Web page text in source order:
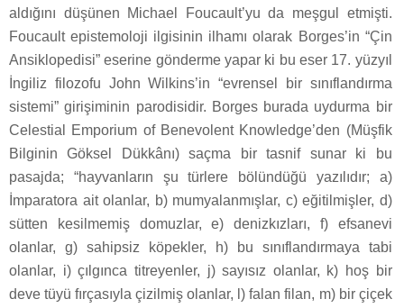
aldığını düşünen Michael Foucault’yu da meşgul etmişti.
Foucault epistemoloji ilgisinin ilhamı olarak Borges’in “Çin
Ansiklopedisi” eserine gönderme yapar ki bu eser 17. yüzyıl
İngiliz filozofu John Wilkins’in “evrensel bir sınıflandırma
sistemi” girişiminin parodisidir. Borges burada uydurma bir
Celestial Emporium of Benevolent Knowledge’den (Müşfik
Bilginin Göksel Dükkânı) saçma bir tasnif sunar ki bu
pasajda; “hayvanların şu türlere bölündüğü yazılıdır; a)
İmparatora ait olanlar, b) mumyalanmışlar, c) eğitilmişler, d)
sütten kesilmemiş domuzlar, e) denizkızları, f) efsanevi
olanlar, g) sahipsiz köpekler, h) bu sınıflandırmaya tabi
olanlar, i) çılgınca titreyenler, j) sayısız olanlar, k) hoş bir
deve tüyü fırçasıyla çizilmiş olanlar, l) falan filan, m) bir çiçek